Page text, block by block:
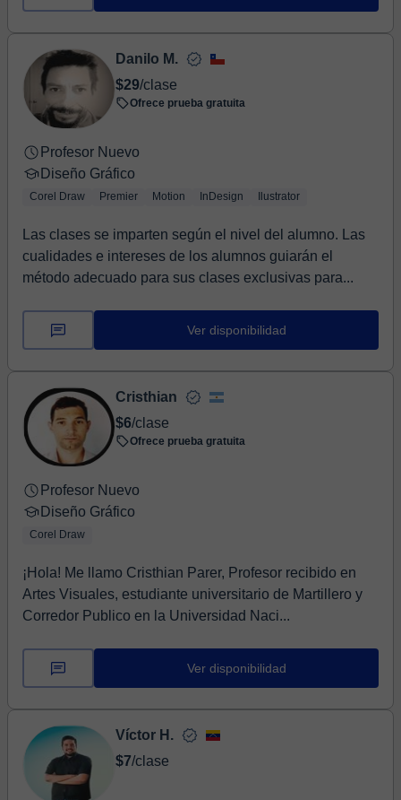
Danilo M.
$29/clase
Ofrece prueba gratuita
Profesor Nuevo
Diseño Gráfico
Corel Draw Premier Motion InDesign Ilustrator
Las clases se imparten según el nivel del alumno. Las
cualidades e intereses de los alumnos guiarán el
método adecuado para sus clases exclusivas para...
Ver disponibilidad
Cristhian
$6/clase
Ofrece prueba gratuita
Profesor Nuevo
Diseño Gráfico
Corel Draw
¡Hola! Me llamo Cristhian Parer, Profesor recibido en
Artes Visuales, estudiante universitario de Martillero y
Corredor Publico en la Universidad Naci...
Ver disponibilidad
Víctor H.
$7/clase